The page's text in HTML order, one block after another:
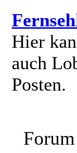
Hier
auch
Posten.